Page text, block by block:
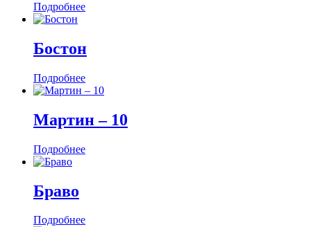
Подробнее
Бостон
Подробнее
Мартин ‒ 10
Подробнее
Браво
Подробнее